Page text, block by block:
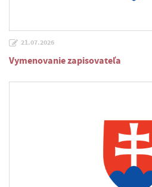
21.07.2026
Vymenovanie zapisovateľa